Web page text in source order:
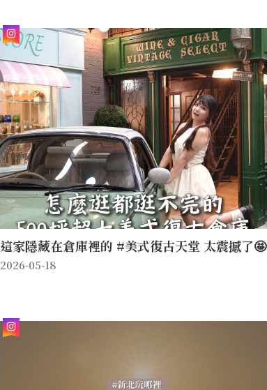
這家隱藏在倉庫裡的 #美式復古天堂 太震撼了🤩
2026-05-18